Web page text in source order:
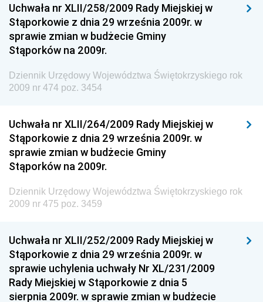
Dziennik Urzędowy Ministerstwa Administracji i
Gospodarki Przestrzennej
Dziennik Urzędowy Unii Europejskiej, L
Dziennik Urzędowy Ministerstwa Komunikacji
Dziennik Urzędowy Ministerstwa Przemysłu
Dziennik Urzędowy Ministerstwa Rolnictwa i
Gospodarki Żywnościowej
Dziennik Urzędowy Ministra Rodziny, Pracy i Polityki
Społecznej
Dziennik Urzędowy Ministra Cyfryzacji
Budownictwa
Dziennik Urzędowy Ministra Gospodarki Morskiej i
Żeglugi Śródlądowej
Uchwała nr XLII/258/2009 Rady Miejskiej w
Stąporkowie z dnia 29 września 2009r. w
sprawie zmian w budżecie Gminy
Stąporków na 2009r.
Dziennik Urzędowy Województwa Świętokrzyskiego rok
2009 nr 474 poz. 3454
Uchwała nr XLII/264/2009 Rady Miejskiej w
Stąporkowie z dnia 29 września 2009r. w
sprawie zmian w budżecie Gminy
Stąporków na 2009r.
Dziennik Urzędowy Województwa Świętokrzyskiego rok
2009 nr 475 poz. 3459
Uchwała nr XLII/252/2009 Rady Miejskiej w
Stąporkowie z dnia 29 września 2009r. w
sprawie uchylenia uchwały Nr XL/231/2009
Rady Miejskiej w Stąporkowie z dnia 5
sierpnia 2009r. w sprawie zmian w budżecie